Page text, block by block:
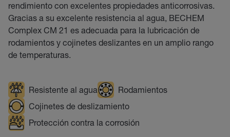
rendimiento con excelentes propiedades anticorrosivas.
Gracias a su excelente resistencia al agua, BECHEM
Complex CM 21 es adecuada para la lubricación de
rodamientos y cojinetes deslizantes en un amplio rango
de temperaturas.
Resistente al agua
Rodamientos
Cojinetes de deslizamiento
Protección contra la corrosión